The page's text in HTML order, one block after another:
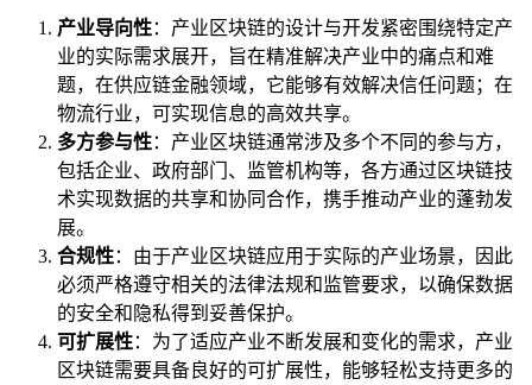
产业导向性：产业区块链的设计与开发紧密围绕特定产
业的实际需求展开，旨在精准解决产业中的痛点和难
题，在供应链金融领域，它能够有效解决信任问题；在
物流行业，可实现信息的高效共享。
多方参与性：产业区块链通常涉及多个不同的参与方，
包括企业、政府部门、监管机构等，各方通过区块链技
术实现数据的共享和协同合作，携手推动产业的蓬勃发
展。
合规性：由于产业区块链应用于实际的产业场景，因此
必须严格遵守相关的法律法规和监管要求，以确保数据
的安全和隐私得到妥善保护。
可扩展性：为了适应产业不断发展和变化的需求，产业
区块链需要具备良好的可扩展性，能够轻松支持更多的